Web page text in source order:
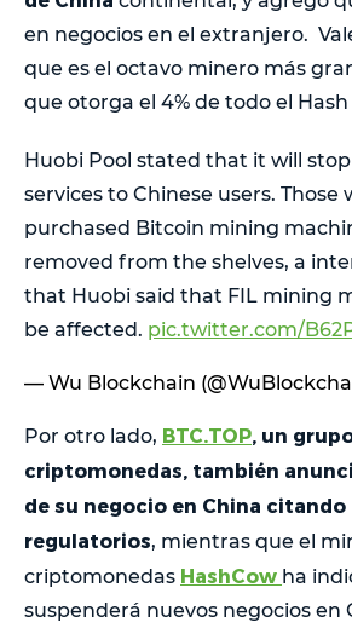
en negocios en el extranjero.
que es el octavo minero más
que otorga el 4% de todo el Hash
Huobi Pool stated that it will
services to Chinese users. Those
purchased Bitcoin mining
removed from the shelves, a
that Huobi said that FIL mining
be affected. pic.twitter.com/
— Wu Blockchain
Por otro lado, BTC.TOP , un
criptomonedas, también
de su negocio en China citando
regulatorios, mientras que el
criptomonedas HashCow ha
suspenderá nuevos negocios en